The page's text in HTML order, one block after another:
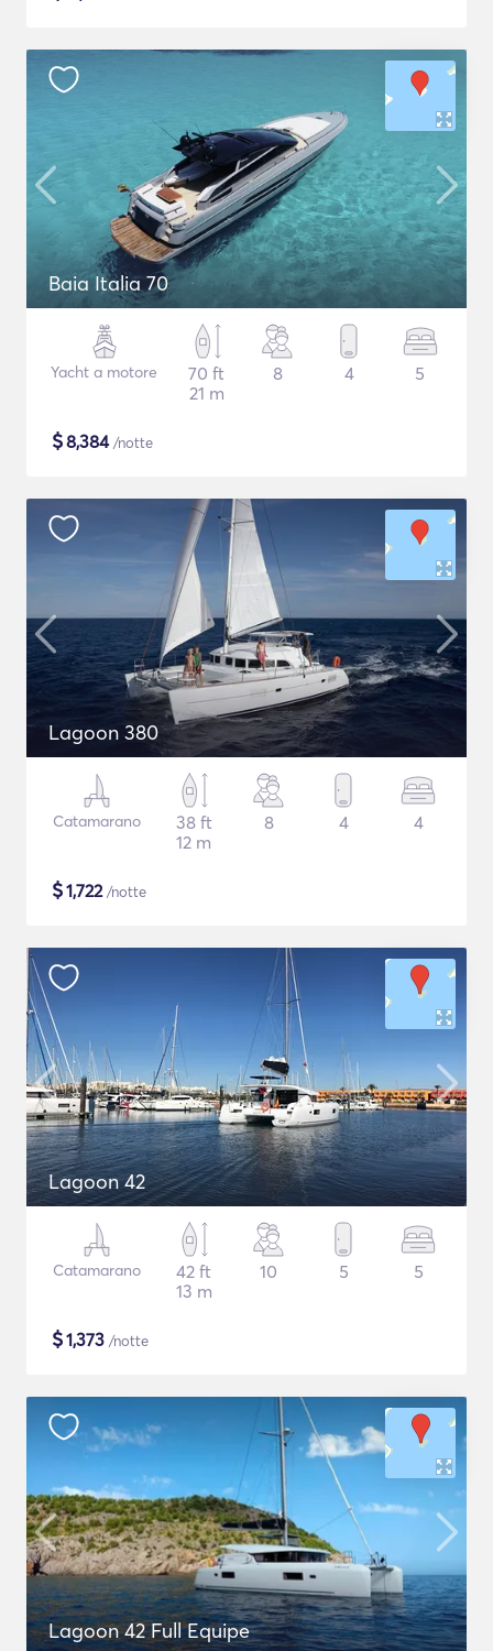
Baia Italia 70
Yacht a motore
70 ft
21 m
8 4 5
$8,384/notte
Lagoon 380
Catamarano
38 ft
12 m
8 4 4
$1,722/notte
Lagoon 42
Catamarano
42 ft
13 m
10 5 5
$1,373 /notte
Lagoon 42 Full Equipe